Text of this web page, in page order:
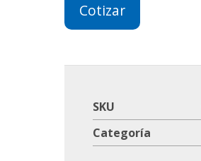
Cotizar
SKU
Categoría